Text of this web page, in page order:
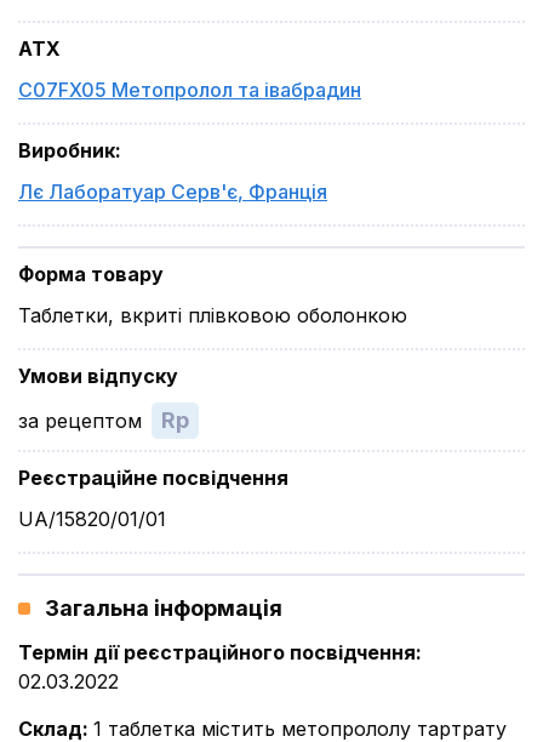
ATX
C07FX05 Метопролол та івабрадин
Виробник:
Лє Лаборатуар Серв'є, Франція
Форма товару
Таблетки, вкриті плівковою оболонкою
Умови відпуску
за рецептом
Rp
Реєстраційне посвідчення
UA/15820/01/01
Загальна інформація
Термін дії реєстраційного посвідчення:
02.03.2022
Склад: 1 таблетка містить метопрололу тартрату